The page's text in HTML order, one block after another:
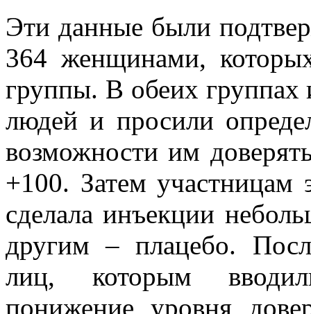
Эти данные были
364 женщинами,
группы. В обеих группах
людей и просили
возможности им
+100. Затем участницам
сделала инъекции
другим – плацебо.
лиц, которым
понижение уровня